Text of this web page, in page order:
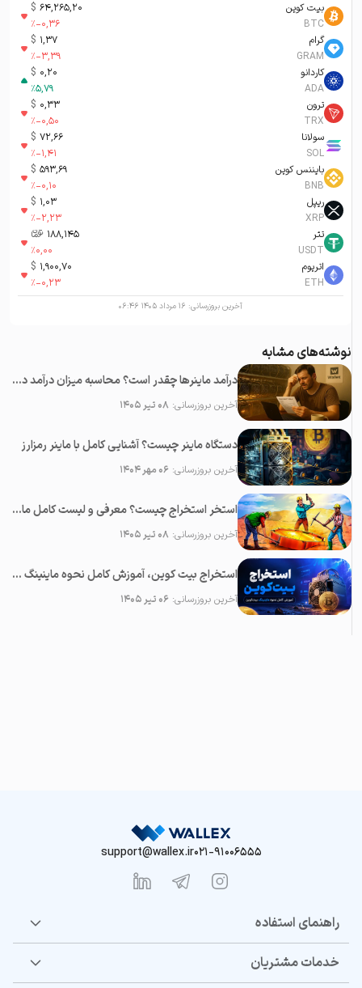
بیت کوین
BTC
64,265,20
$
%-0,36
گرام
GRAM
1,37
$
%-3,39
کاردانو
ADA
0,20
$
%5,79
ترون
TRX
0,33
$
%-0,50
سولانا
SOL
72,66
$
%-1,41
بایننس کوین
BNB
593,69
$
%-0,10
ریپل
XRP
1,03
$
%-2,23
تتر
USDT
188,145 تومان-ء
%0,00
اتریوم
ETH
1,900,70
$
%-0,23
آخرین بروزرسانی: ۱۶ مرداد ۱۴۰۵ ۰۶:۴۶
نوشته‌های مشابه
درآمد ماینرها چقدر است؟ محاسبه میزان درآمد دستگاه ماینینگ ارزهای دیجیتال
آخرین بروزرسانی:۰۸ تیر ۱۴۰۵
دستگاه ماینر چیست؟ آشنایی کامل با ماینر رمزارز
آخرین بروزرسانی: ۰۶ مهر ۱۴۰۴
استخر استخراج چیست؟ معرفی و لیست کامل ماینینگ پول ها (Mining Pool)
آخرین بروزرسانی:۰۸ تیر ۱۴۰۵
استخراج بیت کوین، آموزش کامل نحوه ماینینگ بیت کوین
آخرین بروزرسانی: ۰۶ تیر ۱۴۰۵
021-91006555
support@wallex.ir
راهنمای استفاده
خدمات مشتریان